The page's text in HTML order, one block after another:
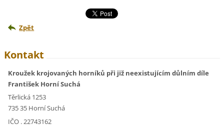
Zpět
Kontakt
Kroužek krojovaných horníků při již neexistujícím důlním díle
František Horní Suchá
Těrlická 1253
735 35 Horní Suchá
IČO . 22743162